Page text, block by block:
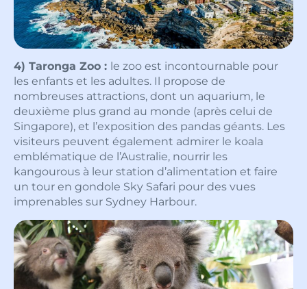
4) Taronga Zoo : le zoo est incontournable pour
les enfants et les adultes. Il propose de
nombreuses attractions, dont un aquarium, le
deuxième plus grand au monde (après celui de
Singapore), et l’exposition des pandas géants. Les
visiteurs peuvent également admirer le koala
emblématique de l’Australie, nourrir les
kangourous à leur station d’alimentation et faire
un tour en gondole Sky Safari pour des vues
imprenables sur Sydney Harbour.